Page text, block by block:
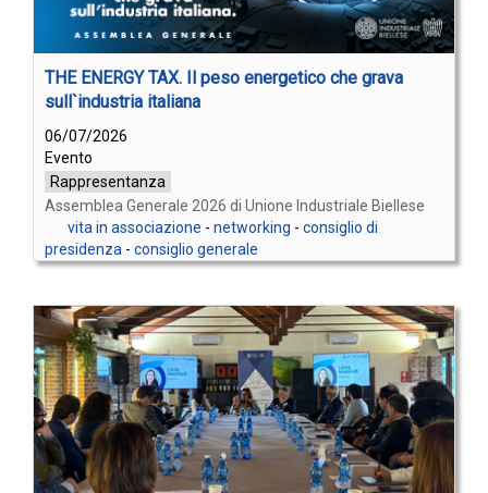
THE ENERGY TAX. Il peso energetico che grava
sull`industria italiana
06/07/2026
Evento
Rappresentanza
Assemblea Generale 2026 di Unione Industriale Biellese
vita in associazione - networking - consiglio di
presidenza - consiglio generale